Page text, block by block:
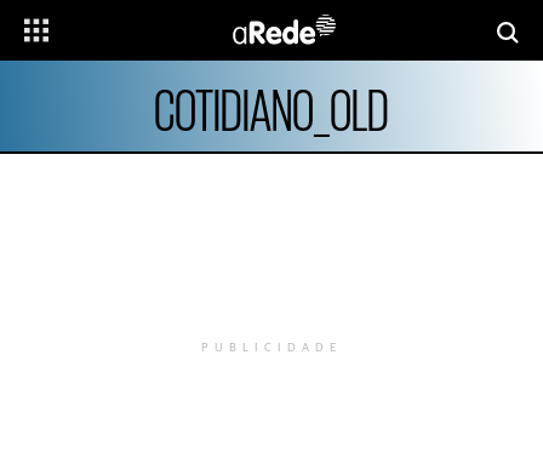
COTIDIANO_OLD
PUBLICIDADE